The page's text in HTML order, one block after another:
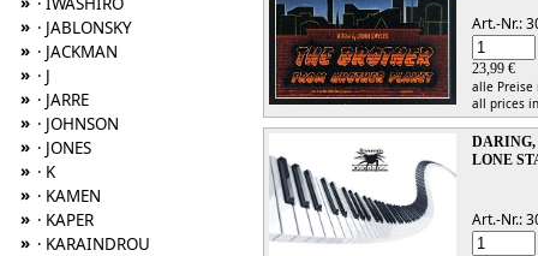
» · JABLONSKY
» · JACKMAN
» · J
» · JARRE
» · JOHNSON
» · JONES
» · K
» · KAMEN
» · KAPER
» · KARAINDROU
Art.-Nr.:
23,99 €
alle
all prices
LONE
Art.-Nr.: